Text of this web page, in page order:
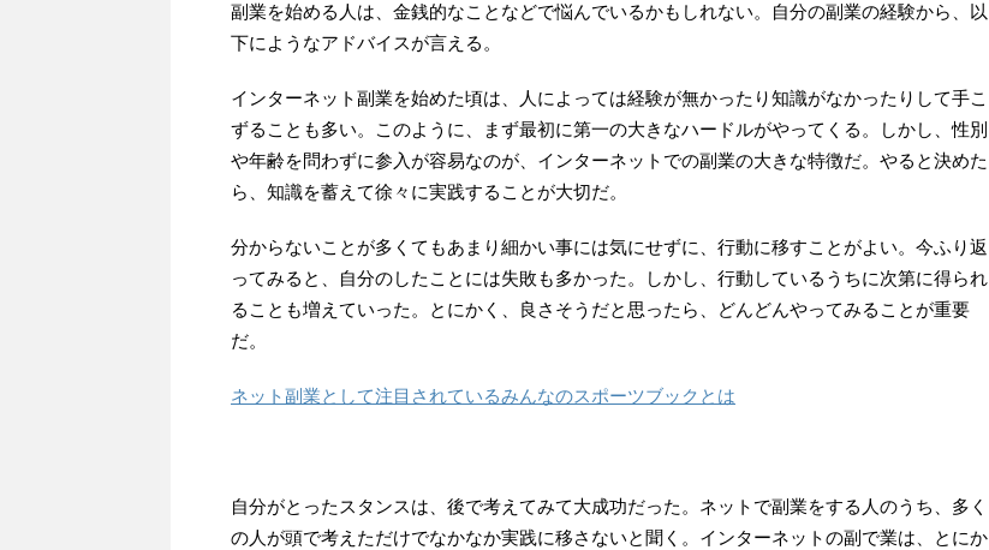
副業を始める人は、金銭的なことなどで悩んでいるかもしれない。自分の副業の経験から、以
下にようなアドバイスが言える。
インターネット副業を始めた頃は、人によっては経験が無かったり知識がなかったりして手こ
ずることも多い。このように、まず最初に第一の大きなハードルがやってくる。しかし、性別
や年齢を問わずに参入が容易なのが、インターネットでの副業の大きな特徴だ。やると決めた
ら、知識を蓄えて徐々に実践することが大切だ。
分からないことが多くてもあまり細かい事には気にせずに、行動に移すことがよい。今ふり返
ってみると、自分のしたことには失敗も多かった。しかし、行動しているうちに次第に得られ
ることも増えていった。とにかく、良さそうだと思ったら、どんどんやってみることが重要
だ。
ネット副業として注目されているみんなのスポーツブックとは
自分がとったスタンスは、後で考えてみて大成功だった。ネットで副業をする人のうち、多く
の人が頭で考えただけでなかなか実践に移さないと聞く。インターネットの副で業は、とにか